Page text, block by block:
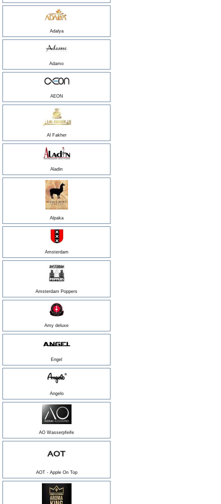
Adalya
Adamo
AEON
Al Fakher
Aladin
Alpaka
Amsterdam
Amsterdam Poppers
Amy deluxe
Engel
Angelo
AO Wasserpfeife
AOT - Apple On Top